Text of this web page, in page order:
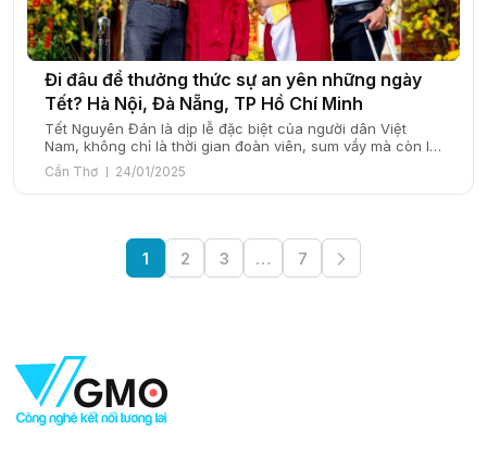
Đi đâu để thưởng thức sự an yên những ngày
Tết? Hà Nội, Đà Nẵng, TP Hồ Chí Minh
Tết Nguyên Đán là dịp lễ đặc biệt của người dân Việt
Nam, không chỉ là thời gian đoàn viên, sum vầy mà còn là
dịp để tận hưởng những ngày nghỉ ngơi, thư giãn và khám
phá những địa điểm thú vị. Mỗi miền đất nước đều có
những điểm đến riêng biệt, mang […]
Cần Thơ 24/01/2025
1 2 3 … 7